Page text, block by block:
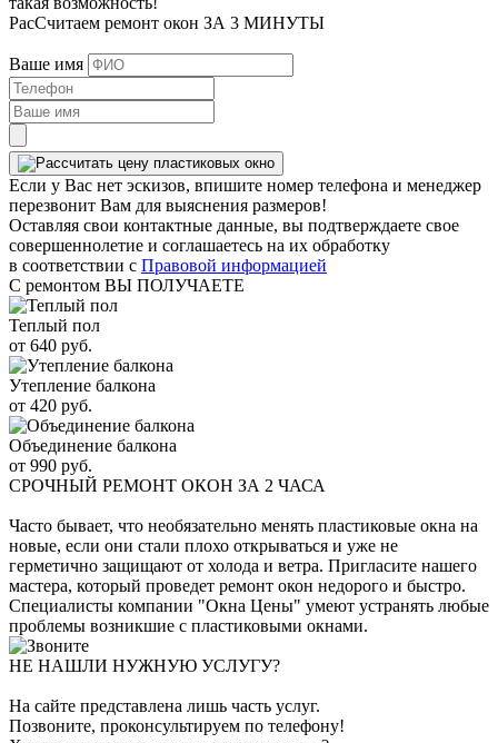
РасСчитаем ремонт окон ЗА 3 МИНУТЫ
Ваше имя
Если у Вас нет эскизов, впишите номер телефона и менеджер
перезвонит Вам для выяснения размеров!
Оставляя свои контактные данные, вы подтверждаете свое
совершеннолетие и соглашаетесь на их обработку
в соответствии с Правовой информацией
С ремонтом ВЫ ПОЛУЧАЕТЕ
Теплый пол
от 640 руб.
Утепление балкона
от 420 руб.
Объединение балкона
от 990 руб.
СРОЧНЫЙ РЕМОНТ ОКОН ЗА 2 ЧАСА
Часто бывает, что необязательно менять пластиковые окна на
новые, если они стали плохо открываться и уже не
герметично защищают от холода и ветра. Пригласите нашего
мастера, который проведет ремонт окон недорого и быстро.
Специалисты компании "Окна Цены" умеют устранять любые
проблемы возникшие с пластиковыми окнами.
НЕ НАШЛИ НУЖНУЮ УСЛУГУ?
На сайте представлена лишь часть услуг.
Позвоните, проконсультируем по телефону!